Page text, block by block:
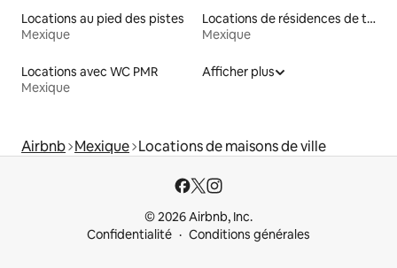
Locations au pied des pistes
Mexique
Locations de résidences de tourisme
Mexique
Locations avec WC PMR
Mexique
Afficher plus
Airbnb Mexique Locations de maisons de ville
© 2026 Airbnb, Inc.
Confidentialité
Conditions générales